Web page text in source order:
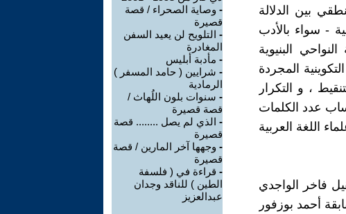
بين الدلالة
- سواء بالأدب
البنيوية
المجردة
، و التكرار
عدد الكلمات
اللغة العربية
فاخر الواجدي
أحمد بوزفور
- وصاية الصحراء / قصة
قصيرة
- التلويح لن يعيد السفن
المغادرة
- مأدبة أبليس
- شرايين ( حامد المسفر )
الرمادية
- سنوات بلون اللُهاث /
قصة قصيرة
- الذي لم يصل ........ قصة
قصيرة
- وجهها آخر المارين / قصة
قصيرة
- قراءة في ( فلسفة
الطين ) للناقد وجدان
عبدالعزيز